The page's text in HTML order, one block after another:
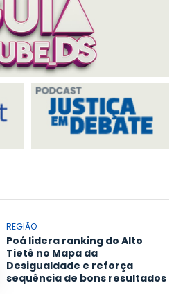
REGIÃO
Poá lidera ranking do Alto
Tietê no Mapa da
Desigualdade e reforça
sequência de bons resultados